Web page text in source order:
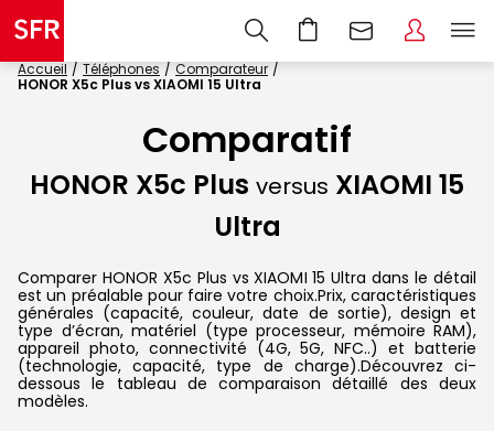
Accueil Téléphones
Comparateur
HONOR X5c Plus vs XIAOMI 15 Ultra
Comparatif
HONOR X5c Plus versus XIAOMI 15
Ultra
Comparer HONOR X5c Plus vs XIAOMI 15 Ultra dans le détail
est un préalable pour faire votre choix.Prix, caractéristiques
générales (capacité, couleur, date de sortie), design et
type d’écran, matériel (type processeur, mémoire RAM),
appareil photo, connectivité (4G, 5G, NFC..) et batterie
(technologie, capacité, type de charge).Découvrez ci-
dessous le tableau de comparaison détaillé des deux
modèles.